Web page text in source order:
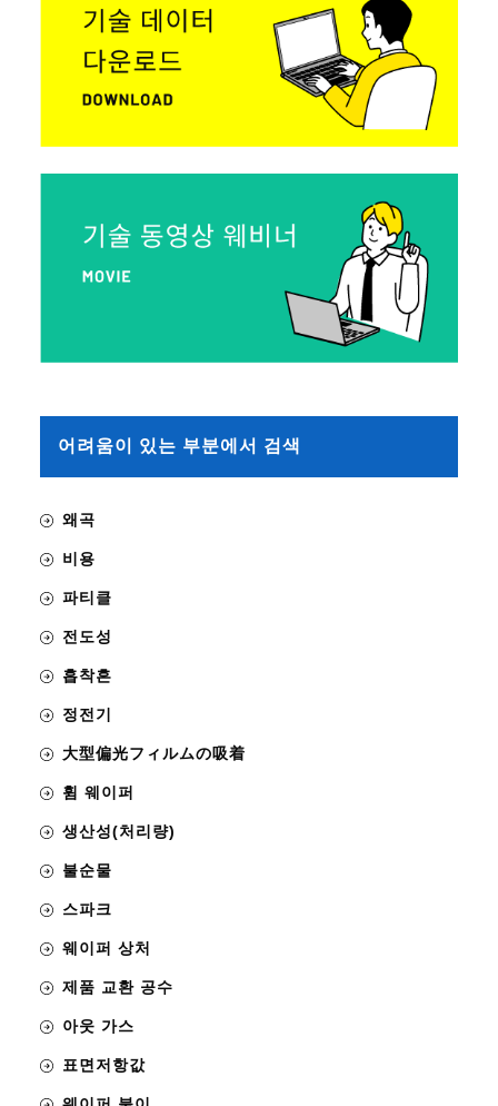
어려움이 있는 부분에서 검색
왜곡
비용
파티클
전도성
흡착흔
정전기
大型偏光フィルムの吸着
휨 웨이퍼
생산성(처리량)
불순물
스파크
웨이퍼 상처
제품 교환 공수
아웃 가스
표면저항값